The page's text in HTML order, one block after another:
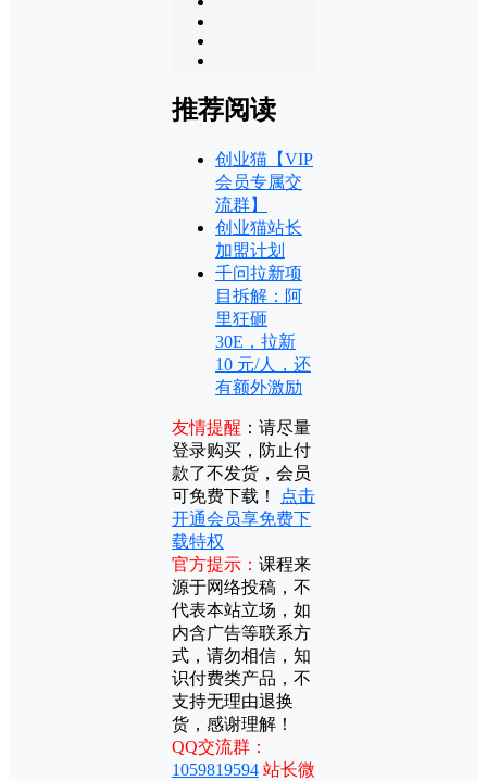
推荐阅读
创业猫【VIP
会员专属交
流群】
创业猫站长
加盟计划
千问拉新项
目拆解：阿
里狂砸
30E，拉新
10 元/人，还
有额外激励
友情提醒 ： 请尽量
登录购买，防止付
款了不发货，会员
可免费下载！
点击
开通会员享免费下
载特权
官方提示： 课程来
源于网络投稿，不
代表本站立场，如
内含广告等联系方
式，请勿相信，知
识付费类产品，不
支持无理由退换
货，感谢理解！
QQ交流群：
1059819594 站长微